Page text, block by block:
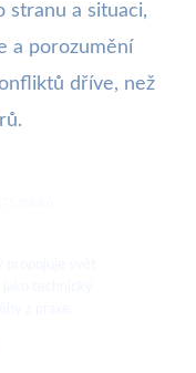
stranu a situaci,
a porozumění
dříve, než